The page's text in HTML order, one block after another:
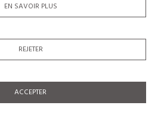
EN SAVOIR PLUS
REJETER
ACCEPTER
CRÉER UN COMPTE